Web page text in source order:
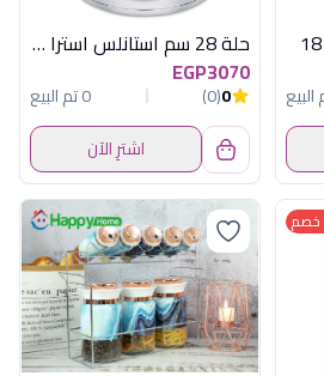
حلة 28 سم استانلس استرا كوركماز
EGP3070
0
(0)
0 تم البيع
اشترِ الآن